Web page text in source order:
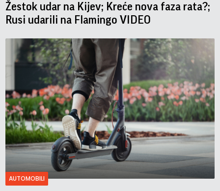
Žestok udar na Kijev; Kreće nova faza rata?;
Rusi udarili na Flamingo VIDEO
AUTOMOBILI